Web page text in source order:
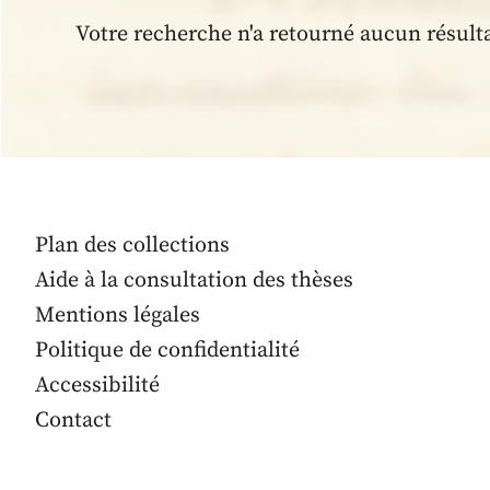
Votre recherche n'a retourné aucun
Plan des collections
Aide à la consultation des thèses
Mentions légales
Politique de confidentialité
Accessibilité
Contact